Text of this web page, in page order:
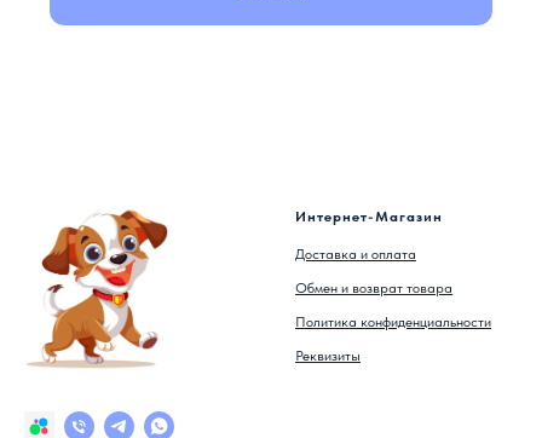
Интернет-Магазин
Доставка и оплата
Обмен и возврат товара
Политика конфиденциальности
Реквизиты